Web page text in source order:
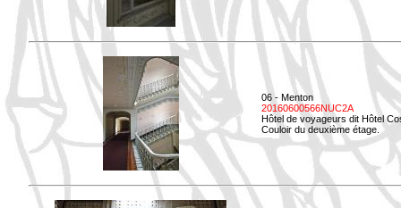
06 - Menton
20160600566NUC2A
Hôtel de voyageurs dit Hôtel
Couloir du deuxième étage.